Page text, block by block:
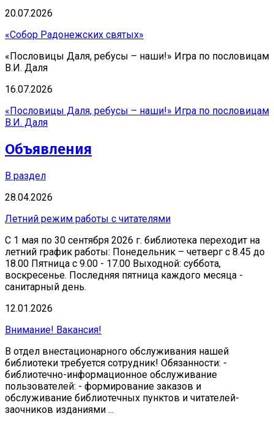
20.07.2026
«Собор Радонежских святых»
«Пословицы Даля, ребусы – наши!» Игра по пословицам
В.И. Даля
16.07.2026
«Пословицы Даля, ребусы – наши!» Игра по пословицам
В.И. Даля
Объявления
В раздел
28.04.2026
Летний режим работы с читателями
С 1 мая по 30 сентября 2026 г. библиотека переходит на
летний график работы: Понедельник – четверг с 8.45 до
18.00 Пятница с 9.00 - 17.00 Выходной: суббота,
воскресенье. Последняя пятница каждого месяца -
санитарный день.
12.01.2026
Внимание! Вакансия!
В отдел внестационарного обслуживания нашей
библиотеки требуется сотрудник! Обязанности: -
библиотечно-информационное обслуживание
пользователей: - формирование заказов и
обслуживание библиотечных пунктов и читателей-
заочников изданиями ...